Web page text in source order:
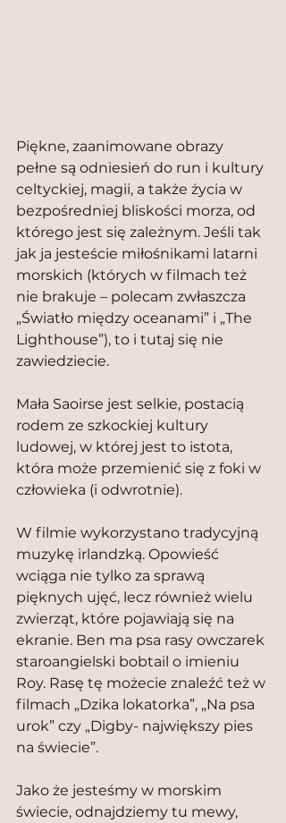
Piękne, zaanimowane obrazy
pełne są odniesień do run i kultury
celtyckiej, magii, a także życia w
bezpośredniej bliskości morza, od
którego jest się zależnym. Jeśli tak
jak ja jesteście miłośnikami latarni
morskich (których w filmach też
nie brakuje – polecam zwłaszcza
„Światło między oceanami” i „The
Lighthouse”), to i tutaj się nie
zawiedziecie.
Mała Saoirse jest selkie, postacią
rodem ze szkockiej kultury
ludowej, w której jest to istota,
która może przemienić się z foki w
człowieka (i odwrotnie).
W filmie wykorzystano tradycyjną
muzykę irlandzką. Opowieść
wciąga nie tylko za sprawą
pięknych ujęć, lecz również wielu
zwierząt, które pojawiają się na
ekranie. Ben ma psa rasy owczarek
staroangielski bobtail o imieniu
Roy. Rasę tę możecie znaleźć też w
filmach „Dzika lokatorka”, „Na psa
urok” czy „Digby- największy pies
na świecie”.
Jako że jesteśmy w morskim
świecie, odnajdziemy tu mewy,